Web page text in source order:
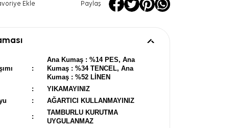
Ekle Paylaş
:
Ana Kumaş : %14 PES, Ana
Kumaş : %34 TENCEL, Ana
Kumaş : %52 LİNEN
:
YIKAMAYINIZ
: AĞARTICI KULLANMAYINIZ
:
TAMBURLU KURUTMA
UYGULANMAZ